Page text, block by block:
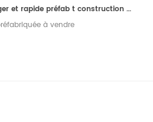
Construction en acier léger et rapide préfab t construction à vendre
à vendre